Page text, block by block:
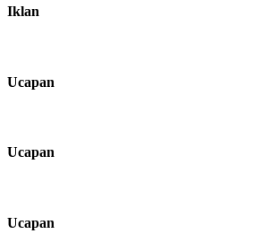
Iklan
Ucapan
Ucapan
Ucapan